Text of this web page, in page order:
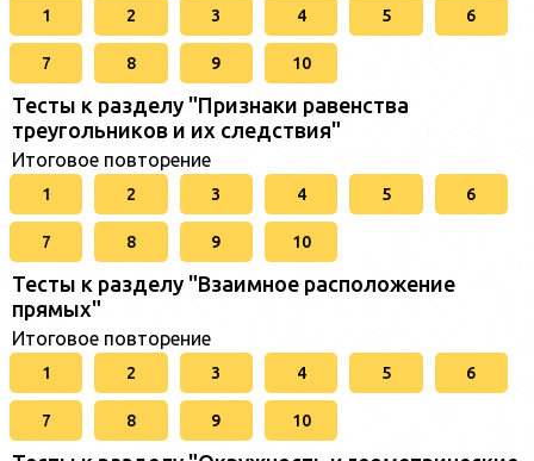
1 2 3 4 5 6
7 8 9 10
Тесты к разделу "Признаки равенства
треугольников и их следствия"
Итоговое повторение
1 2 3 4 5 6
7 8 9 10
Тесты к разделу "Взаимное расположение
прямых"
Итоговое повторение
1 2 3 4 5 6
7 8 9 10